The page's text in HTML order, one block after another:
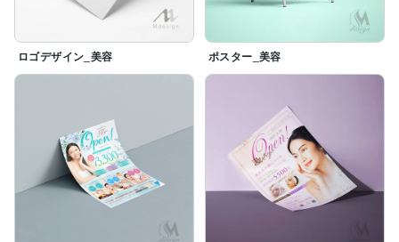
ロゴデザイン_美容 ポスター_美容